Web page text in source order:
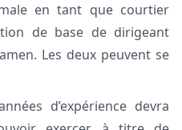
en tant que courtier
de base de dirigeant
Les deux peuvent se
d’expérience devra